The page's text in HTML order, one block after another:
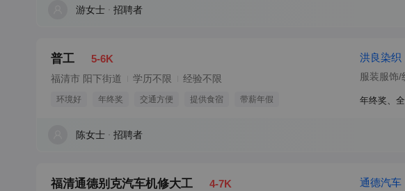
游女士 招聘者
普工 5-6K
福清市 阳下街道 学历不限 经验不限
环境好 年终奖 交通方便 提供食宿 带薪年假
洪良染织
服装服饰/
年终奖、
陈女士 招聘者
福清通德别克汽车机修大工 4-7K 通德汽车